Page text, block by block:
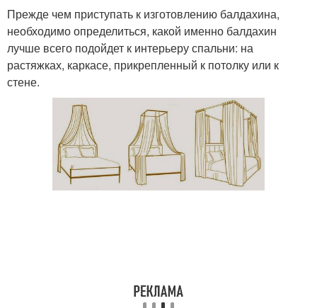
Прежде чем приступать к изготовлению балдахина,
необходимо определиться, какой именно балдахин
лучше всего подойдет к интерьеру спальни: на
растяжках, каркасе, прикрепленный к потолку или к
стене.